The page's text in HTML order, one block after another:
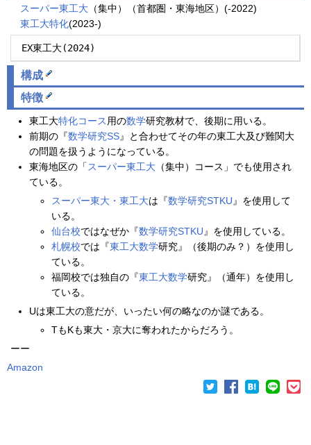
スーパー東工大 （集中）（首都圏・東海地区）(-2022)
東工大特化(2023-)
EX東工大(2024)
構成
特徴
東工大特化コース 用の数学研究教材で、後期に用いる。
前期の『数学研究SS』と合わせてその年の東工大及び難関大
の問題を扱うようになっている。
東海地区の「 スーパー東工大 （集中）コース」でも使用され
ている。
スーパー東大・東工大は『数学研究STKU 』を使用して
いる。
仙台校ではなぜか『数学研究STKU 』を使用している。
札幌校では『東工大数学研究』（後期のみ？）を使用し
ている。
福岡校では独自の『東工大数学研究』（通年）を使用し
ている。
Uは東工大の意だが、いったい何の略なのか謎である。
TもKも東大・京大に奪われたからだろう。
ーー
Amazon